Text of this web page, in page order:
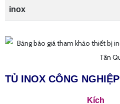
inox
TỦ INOX CÔNG NGHIỆP
Kích